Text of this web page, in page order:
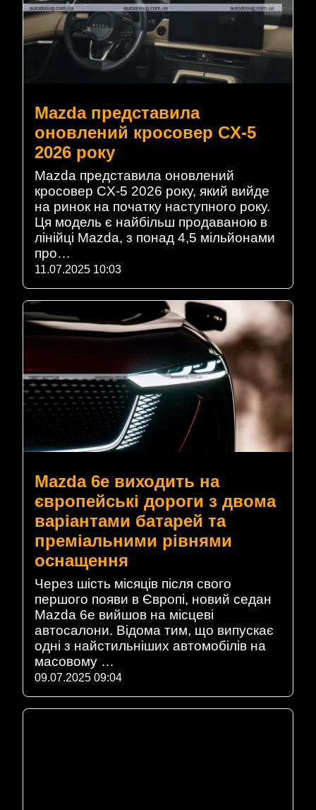
Mazda представила
оновлений кросовер CX-5
2026 року
Mazda представила оновлений
кросовер CX-5 2026 року, який вийде
на ринок на початку наступного року.
Ця модель є найбільш продаваною в
лінійці Mazda, з понад 4,5 мільйонами
про…
11.07.2025 10:03
Mazda 6e виходить на
європейські дороги з двома
варіантами батарей та
преміальними рівнями
оснащення
Через шість місяців після свого
першого появи в Європі, новий седан
Mazda 6e вийшов на місцеві
автосалони. Відома тим, що випускає
одні з найстильніших автомобілів на
масовому …
09.07.2025 09:04